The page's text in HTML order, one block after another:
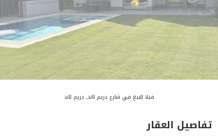
فيلا للبيع في شارع دريم لاند, دريم لاند
تفاصيل العقار